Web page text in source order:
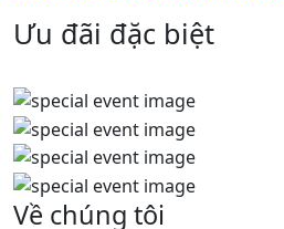
Ưu đãi đặc biệt
Về chúng tôi